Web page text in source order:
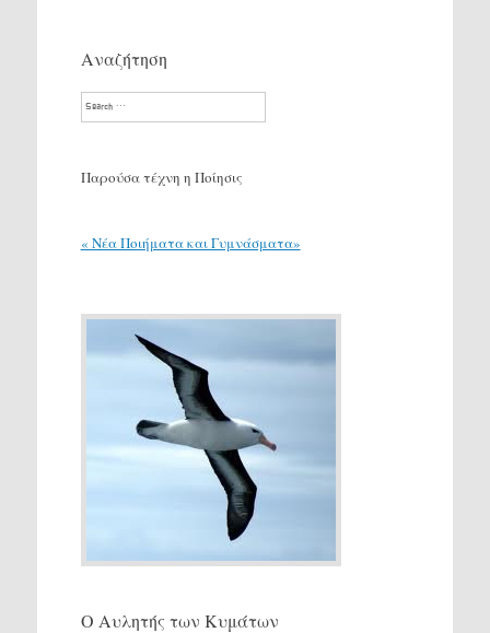
Αναζήτηση
Search
Παρούσα τέχνη η Ποίησις
« Νέα Ποιήματα και Γυμνάσματα»
Ο Αυλητής των Κυμάτων